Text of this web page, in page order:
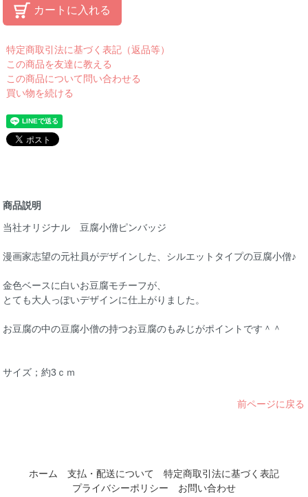
カートに入れる
特定商取引法に基づく表記（返品等）
この商品を友達に教える
この商品について問い合わせる
買い物を続ける
商品説明
当社オリジナル 豆腐小僧ピンバッジ
漫画家志望の元社員がデザインした、シルエットタイプの豆腐小僧♪
金色ベースに白いお豆腐モチーフが、
とても大人っぽいデザインに仕上がりました。
お豆腐の中の豆腐小僧の持つお豆腐のもみじがポイントです＾＾
サイズ；約3ｃｍ
前ページに戻る
ホーム 支払・配送について
特定商取引法に基づく表記
プライバシーポリシー
お問い合わせ